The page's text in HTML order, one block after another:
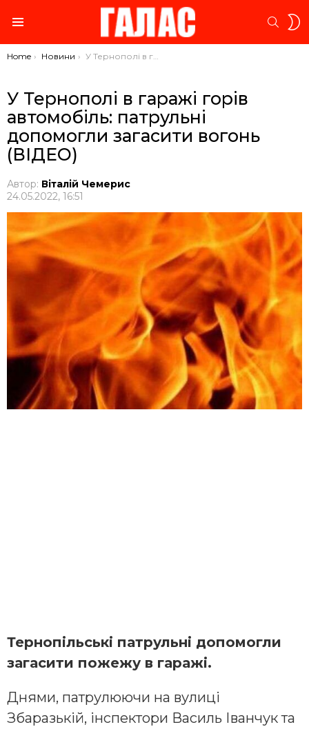
You are here:
Home Новини У Тернополі в гаражі горів автомобіль: патрульні допомогли загасити вогонь (ВІДЕО)
У Тернополі в гаражі горів
автомобіль: патрульні
допомогли загасити вогонь
(ВІДЕО)
Автор: Віталій Чемерис
24.05.2022, 16:51
Тернопільські патрульні допомогли
загасити пожежу в гаражі.
Днями, патрулюючи на вулиці
Збаразькій, інспектори Василь Іванчук та